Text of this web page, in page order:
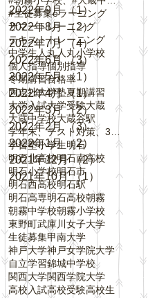
2022年9月 （1） 1件の記事
2022年8月 （2）2件の記事
2022年7月 （4）4件の記事
2022年6月 （3）3件の記事
2022年5月 （1）
1件の記事
2022年4月 （1）1件の記事
2022年3月 （2）2件の記事
2022年2月 （3）3件の記事
2022年1月 （2）
2件の記事
2021年12月 （2）2件の記事
2021年10月 （1） 1件の記事
#生徒募集eラーニング
サマートレーニング
テキストトレーニング
中学生人丸人丸小学校
個人指導個別指導
冬期講習合格率
同志社大学塾夏期講習
大学入試大学受験大蔵
大蔵中学校大蔵谷駅
学習塾小学生明石
明石北高校明石南高校
明石小学校明石市
明石西高校明石駅
明石高専明石高校朝霧
朝霧中学校朝霧小学校
東野町武庫川女子大学
生徒募集甲南大学
神戸大学神戸女学院大学
自立学習錦城中学校
関西大学関西学院大学
高校入試高校受験高校生